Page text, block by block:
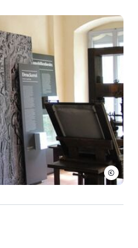
Uhr
©